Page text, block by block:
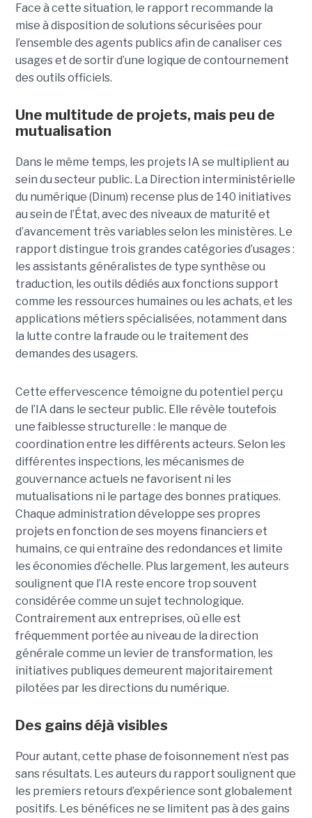
Face à cette situation, le rapport recommande la
mise à disposition de solutions sécurisées pour
l’ensemble des agents publics afin de canaliser ces
usages et de sortir d’une logique de contournement
des outils officiels.
Une multitude de projets, mais peu de
mutualisation
Dans le même temps, les projets IA se multiplient au
sein du secteur public. La Direction interministérielle
du numérique (Dinum) recense plus de 140 initiatives
au sein de l’État, avec des niveaux de maturité et
d’avancement très variables selon les ministères. Le
rapport distingue trois grandes catégories d’usages :
les assistants généralistes de type synthèse ou
traduction, les outils dédiés aux fonctions support
comme les ressources humaines ou les achats, et les
applications métiers spécialisées, notamment dans
la lutte contre la fraude ou le traitement des
demandes des usagers.
Cette effervescence témoigne du potentiel perçu
de l’IA dans le secteur public. Elle révèle toutefois
une faiblesse structurelle : le manque de
coordination entre les différents acteurs. Selon les
différentes inspections, les mécanismes de
gouvernance actuels ne favorisent ni les
mutualisations ni le partage des bonnes pratiques.
Chaque administration développe ses propres
projets en fonction de ses moyens financiers et
humains, ce qui entraîne des redondances et limite
les économies d’échelle. Plus largement, les auteurs
soulignent que l’IA reste encore trop souvent
considérée comme un sujet technologique.
Contrairement aux entreprises, où elle est
fréquemment portée au niveau de la direction
générale comme un levier de transformation, les
initiatives publiques demeurent majoritairement
pilotées par les directions du numérique.
Des gains déjà visibles
Pour autant, cette phase de foisonnement n’est pas
sans résultats. Les auteurs du rapport soulignent que
les premiers retours d’expérience sont globalement
positifs. Les bénéfices ne se limitent pas à des gains